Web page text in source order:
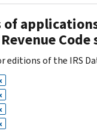
of
Code
editions of the IRS